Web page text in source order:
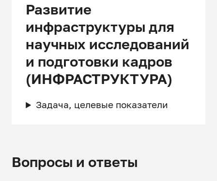
Развитие
инфраструктуры для
научных исследований
и подготовки кадров
(ИНФРАСТРУКТУРА)
Задача, целевые показатели
Вопросы и ответы